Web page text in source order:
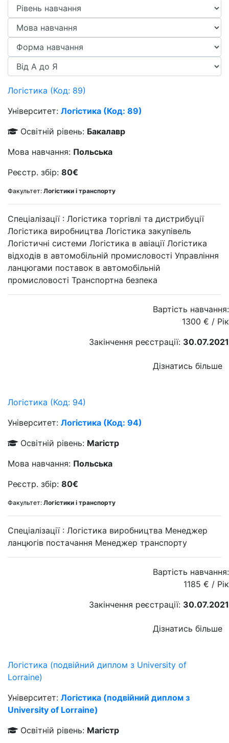
Логiстика (Код: 89)
Університет: Логiстика (Код: 89)
Освітній рівень: Бакалавр
Мова навчання: Польська
Реєстр. збір: 80€
Факультет: Логістики і транспорту
Спеціалізації : Логістика торгівлі та дистрибуції
Логістика виробництва Логістика закупівель
Логістичні системи Логістика в авіації Логістика
відходів в автомобільній промисловості Управління
ланцюгами поставок в автомобільній
промисловості Транспортна безпека
Вартість навчання:
1300 € / Рік
Закінчення реєстрації: 30.07.2021
Дізнатись більше
Логiстика (Код: 94)
Університет: Логiстика (Код: 94)
Освітній рівень: Магістр
Мова навчання: Польська
Реєстр. збір: 80€
Факультет: Логістики і транспорту
Спеціалізації : Логістика виробництва Менеджер
ланцюгів постачання Менеджер транспорту
Вартість навчання:
1185 € / Рік
Закінчення реєстрації: 30.07.2021
Дізнатись більше
Логiстика (подвійний диплом з University of
Lorraine)
Університет: Логiстика (подвійний диплом з
University of Lorraine)
Освітній рівень: Магістр